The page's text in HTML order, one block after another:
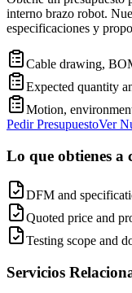
interno brazo robot.
especificaciones y
Cable drawing,
Expected quantity
Motion,
Pedir PresupuestoVer
Lo que obtienes a
DFM and
Quoted price and
Testing scope and
Servicios